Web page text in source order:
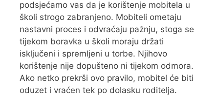
podsjećamo vas da je korištenje mobitela u
školi strogo zabranjeno. Mobiteli ometaju
nastavni proces i odvraćaju pažnju, stoga se
tijekom boravka u školi moraju držati
isključeni i spremljeni u torbe. Njihovo
korištenje nije dopušteno ni tijekom odmora.
Ako netko prekrši ovo pravilo, mobitel će biti
oduzet i vraćen tek po dolasku roditelja.